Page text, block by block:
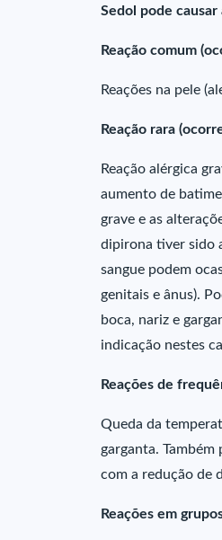
Sedol pode causar
Reação comum
Reações na pele
Reação rara
Reação alérgica
aumento de
grave e as
dipirona tiver sido
sangue podem
genitais e ânus).
boca, nariz e
indicação nestes
Reações de
Queda da
garganta.
com a redução de
Reações em